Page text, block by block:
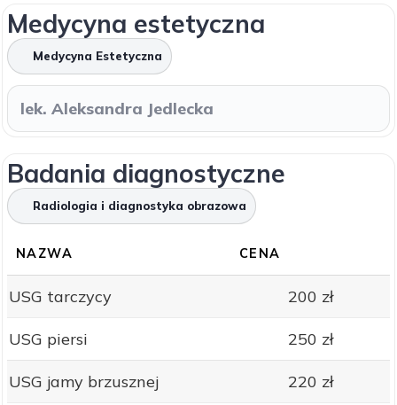
Medycyna estetyczna
Medycyna Estetyczna
lek. Aleksandra Jedlecka
Badania diagnostyczne
Radiologia i diagnostyka obrazowa
NAZWA CENA
USG tarczycy 200 zł
USG piersi 250 zł
USG jamy brzusznej 220 zł